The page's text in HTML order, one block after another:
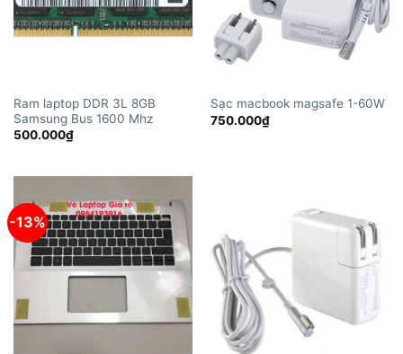
Ram laptop DDR 3L 8GB
Samsung Bus 1600 Mhz
500.000₫
Sạc macbook magsafe 1-60W
750.000₫
-13%